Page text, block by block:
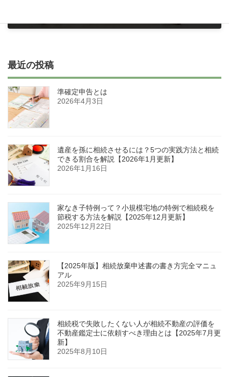
最近の投稿
準確定申告とは
2026年4月3日
遺産を孫に相続させるには？5つの実践方法と相続
できる割合を解説【2026年1月更新】
2026年1月16日
家なき子特例って？小規模宅地の特例で相続税を
節税する方法を解説【2025年12月更新】
2025年12月22日
【2025年版】相続放棄申述書の書き方完全マニュ
アル
2025年9月15日
相続税で失敗したくない人が相続不動産の評価を
不動産鑑定士に依頼すべき理由とは【2025年7月更
新】
2025年8月10日